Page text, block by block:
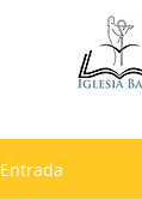
Entrada